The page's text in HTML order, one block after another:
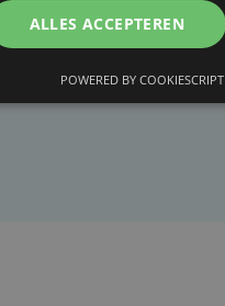
ALLES ACCEPTEREN
POWERED BY COOKIESCRIPT